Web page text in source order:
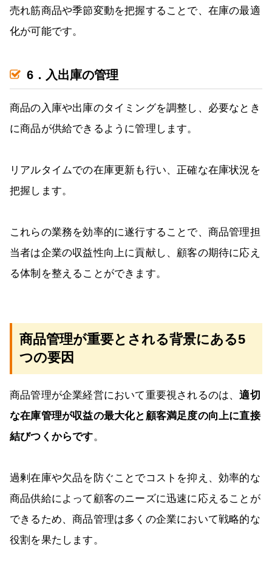
売れ筋商品や季節変動を把握することで、在庫の最適
化が可能です。
6．入出庫の管理
商品の入庫や出庫のタイミングを調整し、必要なとき
に商品が供給できるように管理します。
リアルタイムでの在庫更新も行い、正確な在庫状況を
把握します。
これらの業務を効率的に遂行することで、商品管理担
当者は企業の収益性向上に貢献し、顧客の期待に応え
る体制を整えることができます。
商品管理が重要とされる背景にある5
つの要因
商品管理が企業経営において重要視されるのは、適切
な在庫管理が収益の最大化と顧客満足度の向上に直接
結びつくからです。
過剰在庫や欠品を防ぐことでコストを抑え、効率的な
商品供給によって顧客のニーズに迅速に応えることが
できるため、商品管理は多くの企業において戦略的な
役割を果たします。